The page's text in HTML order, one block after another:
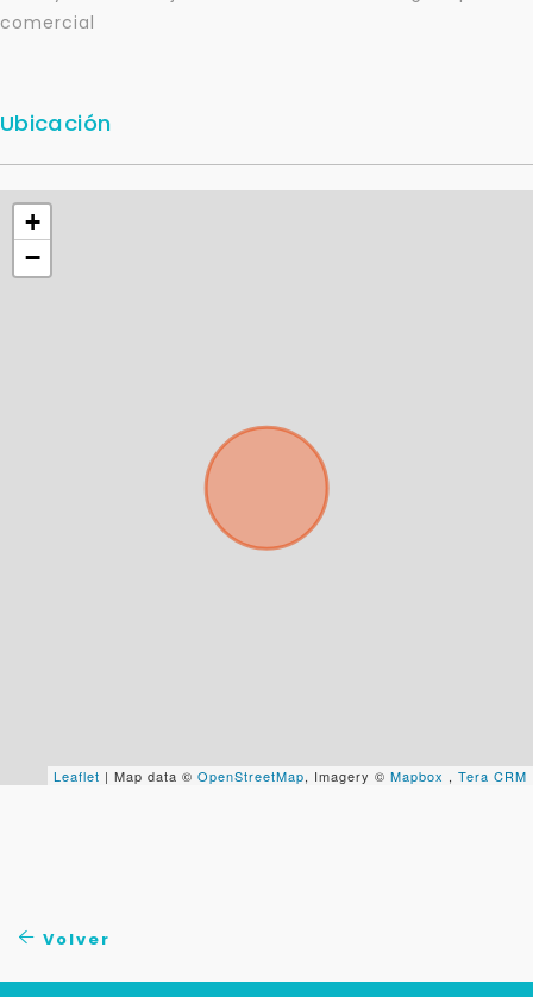
comercial
Ubicación
+
−
Leaflet | Map data © OpenStreetMap, Imagery © Mapbox , Tera CRM
Volver
Tus datos están seguros
No compartimos tu información ni enviamos spam.
Uso exclusivo
Solo los usamos para responder tu consulta.
Con estos datos podemos responderte mejor y
más rápido.